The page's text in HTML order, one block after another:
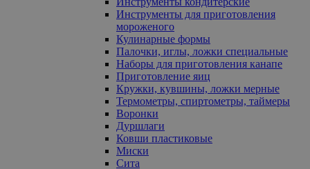
Инструменты для приготовления
мороженого
Кулинарные формы
Палочки, иглы, ложки специальные
Наборы для приготовления канапе
Приготовление яиц
Кружки, кувшины, ложки мерные
Термометры, спиртометры, таймеры
Воронки
Дуршлаги
Ковши пластиковые
Миски
Сита